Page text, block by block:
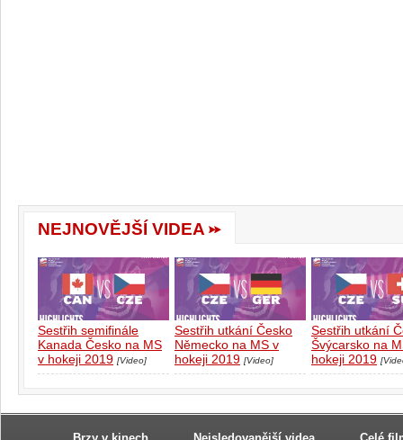
NEJNOVĚJŠÍ VIDEA
Sestřih semifinále
Kanada Česko na MS
v hokeji 2019 [Video]
Sestřih utkání Česko
Německo na MS v
hokeji 2019 [Video]
Sestřih utkání
Švýcarsko na
hokeji 2019